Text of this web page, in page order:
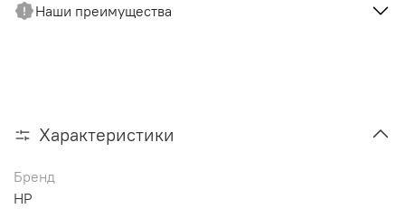
Наши преимущества
Характеристики
Бренд
HP